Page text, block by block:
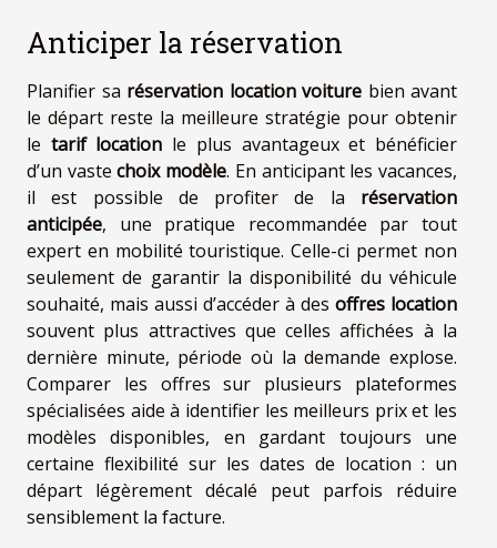
Anticiper la réservation
Planifier sa réservation location voiture bien avant
le départ reste la meilleure stratégie pour obtenir
le tarif location le plus avantageux et bénéficier
d’un vastechoix modèle. En anticipant les vacances,
il est possible de profiter de la réservation
anticipée, une pratique recommandée par tout
expert en mobilité touristique. Celle-ci permet non
seulement de garantir la disponibilité du véhicule
souhaité, mais aussi d’accéder à des offres location
souvent plus attractives que celles affichées à la
dernière minute, période où la demande explose.
Comparer les offres sur plusieurs plateformes
spécialisées aide à identifier les meilleurs prix et les
modèles disponibles, en gardant toujours une
certaine flexibilité sur les dates de location : un
départ légèrement décalé peut parfois réduire
sensiblement la facture.